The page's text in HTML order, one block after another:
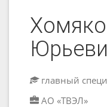
главный
АО «ТВЭЛ»